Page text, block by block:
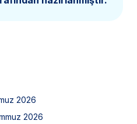
2026
2026